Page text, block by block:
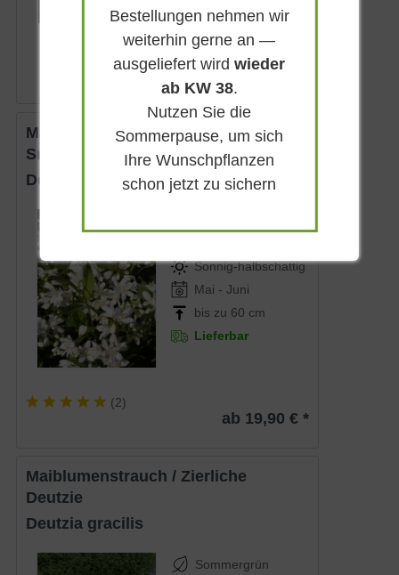
ab 19,90 € *
Maiblumenstrauch 'Yuki
Snowflake'®
Deutzia rosea 'Yuki Snowflake'®
Sonnig-halbschattig
Mai - Juni
bis zu 60 cm
Lieferbar
(2)
ab 19,90 € *
Maiblumenstrauch / Zierliche
Deutzie
Deutzia gracilis
Sommergrün
Bestellungen nehmen wir
weiterhin gerne an —
ausgeliefert wirdwieder
ab KW 38.
Nutzen Sie die
Sommerpause, um sich
Ihre Wunschpflanzen
schon jetzt zu sichern